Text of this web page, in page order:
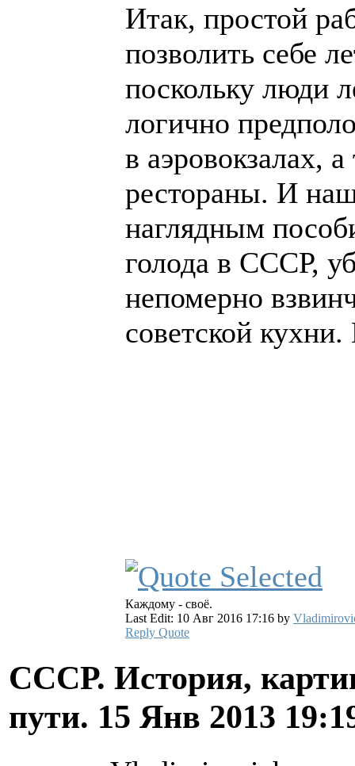
Итак, простой
позволить себе
поскольку люди
логично
в аэровокзалах,
рестораны. И
наглядным
голода в СССР,
непомерно
советской
Каждому - своё.
Last Edit: 10 Авг 2016 17:16 by
Reply Quote
СССР. История,
пути. 15 Янв 2013